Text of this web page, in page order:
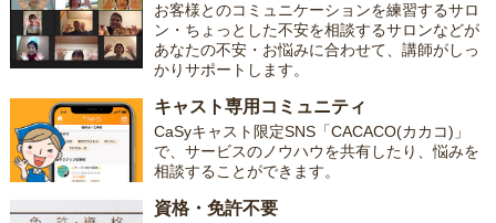
お客様とのコミュニケーションを練習するサロ
ン・ちょっとした不安を相談するサロンなどが
あなたの不安・お悩みに合わせて、講師がしっ
かりサポートします。
キャスト専用コミュニティ
CaSyキャスト限定SNS「CACACO(カカコ)」
で、サービスのノウハウを共有したり、悩みを
相談することができます。
資格・免許不要